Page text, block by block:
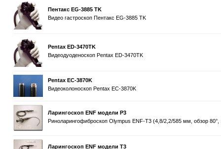
Пентакс EG-3885 TK
Видео гастроскоп Пентакс EG-3885 TK
Pentax ED-3470TK
Видеодуоденоскоп Pentax ED-3470TK
Pentax EC-3870K
Видеоколоноскоп Pentax EC-3870K
Ларингоскоп ENF модели P3
Риноларингофиброскоп Olympus ENF-T3 (4,8/2,2/585 мм, обзор 80°,
Ларингоскоп ENF модели Т3